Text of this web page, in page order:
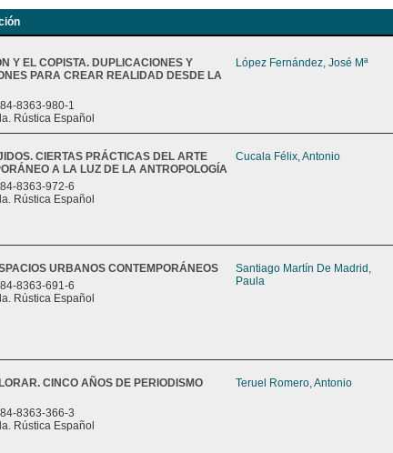
Y EL COPISTA. DUPLICACIONES Y
PARA CREAR REALIDAD DESDE LA
8363-980-1
Rústica Español
López Fernández, José Mª
CIERTAS PRÁCTICAS DEL ARTE
A LA LUZ DE LA ANTROPOLOGÍA
8363-972-6
Rústica Español
Cucala Félix, Antonio
URBANOS CONTEMPORÁNEOS
8363-691-6
Rústica Español
Santiago Martín De Madrid,
Paula
CINCO AÑOS DE PERIODISMO
8363-366-3
Rústica Español
Teruel Romero, Antonio